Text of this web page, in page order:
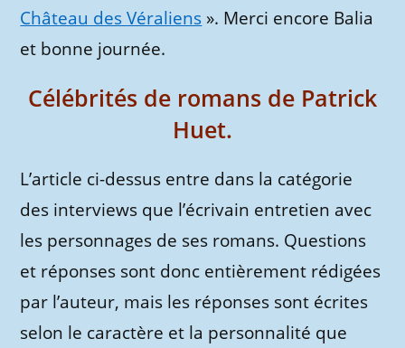
Château des Véraliens ». Merci encore Balia
et bonne journée.
Célébrités de romans de Patrick
Huet.
L’article ci-dessus entre dans la catégorie
des interviews que l’écrivain entretien avec
les personnages de ses romans. Questions
et réponses sont donc entièrement rédigées
par l’auteur, mais les réponses sont écrites
selon le caractère et la personnalité que